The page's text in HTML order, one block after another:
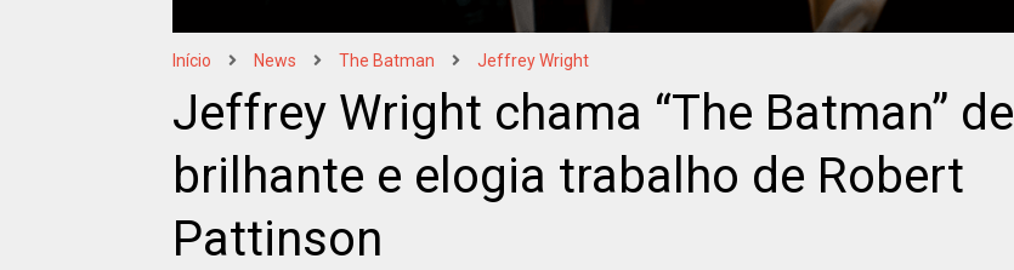
Início News The Batman Jeffrey Wright
Jeffrey Wright chama “The Batman” de
brilhante e elogia trabalho de Robert
Pattinson